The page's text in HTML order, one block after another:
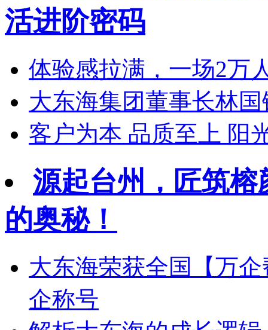
活进阶密码
体验感拉满，一场2万
大东海集团董事长林
客户为本 品质至上 阳
源起台州，匠筑
的奥秘！
大东海荣获全国【万
企称号